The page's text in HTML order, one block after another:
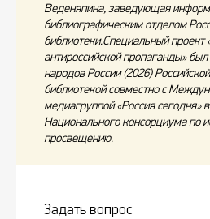
Веденяпина, заведующая
библиографическим отделом
библиотеки.Специальный проект
антироссийской пропаганды»
народов России (2026)
библиотекой совместно с
медиагруппой «Россия сегодня»
Национального консорциума по
просвещению.
Задать вопрос